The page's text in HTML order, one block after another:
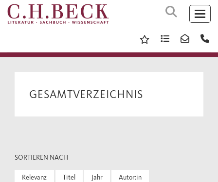
GESAMTVERZEICHNIS
SORTIEREN NACH
Relevanz Titel Jahr Autor:in